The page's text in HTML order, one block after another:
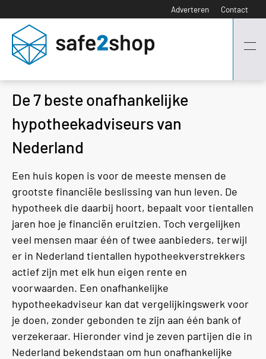
Adverteren Contact
De 7 beste onafhankelijke
hypotheekadviseurs van
Nederland
Een huis kopen is voor de meeste mensen de
grootste financiële beslissing van hun leven. De
hypotheek die daarbij hoort, bepaalt voor tientallen
jaren hoe je financiën eruitzien. Toch vergelijken
veel mensen maar één of twee aanbieders, terwijl
er in Nederland tientallen hypotheekverstrekkers
actief zijn met elk hun eigen rente en
voorwaarden. Een onafhankelijke
hypotheekadviseur kan dat vergelijkingswerk voor
je doen, zonder gebonden te zijn aan één bank of
verzekeraar. Hieronder vind je zeven partijen die in
Nederland bekendstaan om hun onafhankelijke